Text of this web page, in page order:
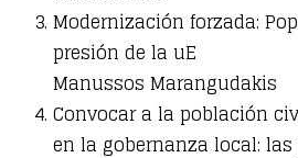
Modernización forzada:
presión de la uE
Manussos Marangudakis
Convocar a la población
en la gobernanza local: